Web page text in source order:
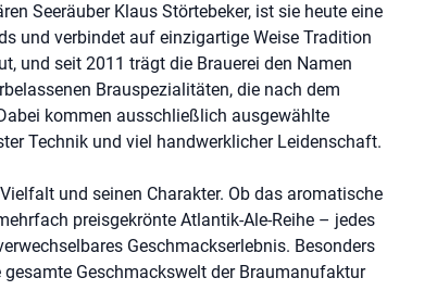
Seeräuber Klaus Störtebeker, ist sie heute eine
und verbindet auf einzigartige Weise Tradition
und seit 2011 trägt die Brauerei den Namen
Brauspezialitäten, die nach dem
kommen ausschließlich ausgewählte
Technik und viel handwerklicher Leidenschaft.
und seinen Charakter. Ob das aromatische
preisgekrönte Atlantik-Ale-Reihe – jedes
Geschmackserlebnis. Besonders
Geschmackswelt der Braumanufaktur